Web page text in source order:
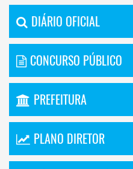
DIÁRIO OFICIAL
CONCURSO PÚBLICO
PREFEITURA
PLANO DIRETOR